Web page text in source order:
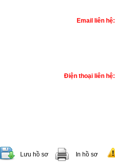
Email liên hệ:
Điện thoại liên hệ:
Lưu hồ sơ In hồ sơ